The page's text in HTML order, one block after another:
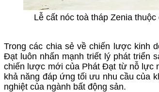
Lễ cất nóc toà tháp Zenia
Trong các chia sẻ về chiến lược kinh
Đạt luôn nhấn mạnh triết lý phát triển
chiến lược mới của Phát Đạt từ nỗ lực
khả năng đáp ứng tối ưu nhu cầu của
nghiệt của ngành bất động sản.